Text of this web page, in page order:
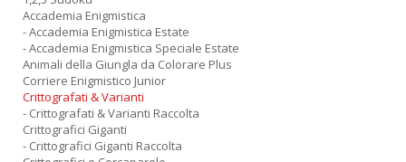
Accademia Enigmistica
- Accademia Enigmistica Estate
- Accademia Enigmistica Speciale Estate
Animali della Giungla da Colorare Plus
Corriere Enigmistico Junior
Crittografati & Varianti
- Crittografati & Varianti Raccolta
Crittografici Giganti
- Crittografici Giganti Raccolta